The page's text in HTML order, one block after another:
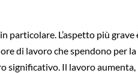
L’aspetto più grave
di lavoro che spendono per la
significativo. Il lavoro